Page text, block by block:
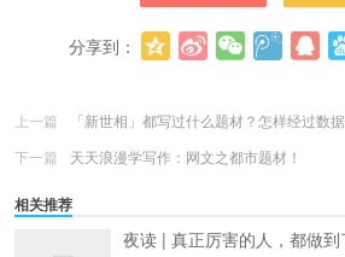
分享到：
上一篇
「新世相」都写过什么题材？怎样经过数
下一篇
天天浪漫学写作：网文之都市题材！
相关推荐
夜读 | 真正厉害的人，都做到